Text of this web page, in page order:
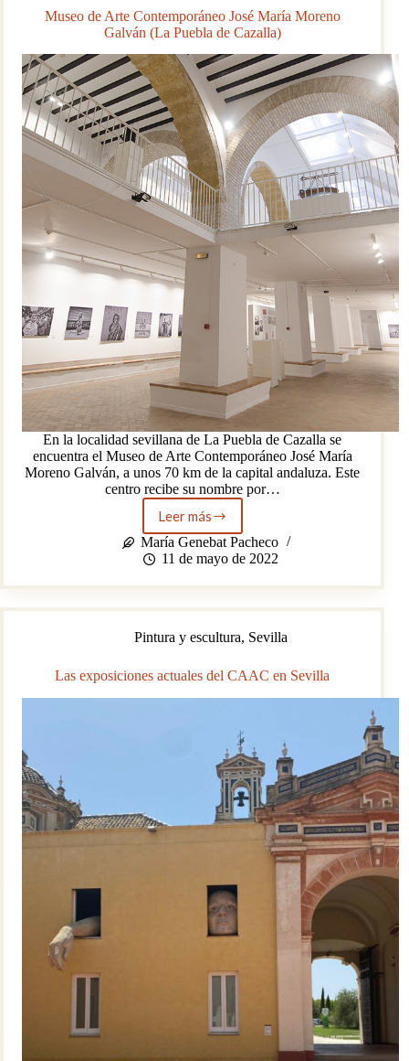
Museo de Arte Contemporáneo José María Moreno
Galván (La Puebla de Cazalla)
En la localidad sevillana de La Puebla de Cazalla se
encuentra el Museo de Arte Contemporáneo José María
Moreno Galván, a unos 70 km de la capital andaluza. Este
centro recibe su nombre por…
Leer más
Museo
de
Arte
José
María
Galván
Puebla
María Genebat Pacheco
11 de mayo de 2022
Pintura y escultura, Sevilla
Las exposiciones actuales del CAAC en Sevilla